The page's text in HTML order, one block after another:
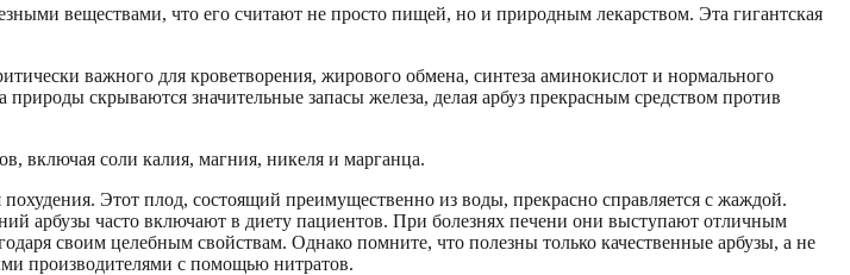
веществами, что его считают не просто пищей, но и природным лекарством. Эта гигантская
важного для кроветворения, жирового обмена, синтеза аминокислот и нормального
скрываются значительные запасы железа, делая арбуз прекрасным средством против
включая соли калия, магния, никеля и марганца.
Этот плод, состоящий преимущественно из воды, прекрасно справляется с жаждой.
арбузы часто включают в диету пациентов. При болезнях печени они выступают отличным
своим целебным свойствам. Однако помните, что полезны только качественные арбузы, а не
производителями с помощью нитратов.